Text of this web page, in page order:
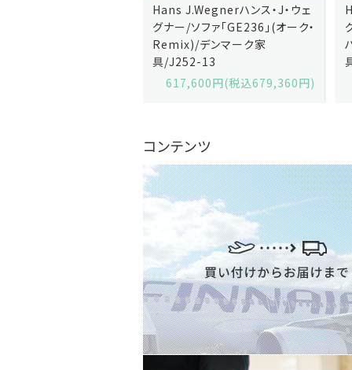
J.Wegnerハンス・J・ウェ
ナー/ソファ「GE236」(オーク・
Hans J.Wegnerハンス・J・ウェ
グナー/ソファ「GE235」(オーク/
ハリンダル・RE)/デンマーク家
具/J258-2
629,200円(税込692,120円
コンテンツ